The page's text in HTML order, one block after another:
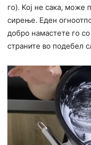
го). Koj не сака, може
сирење. Еден
добро намастете го
страните во подебел